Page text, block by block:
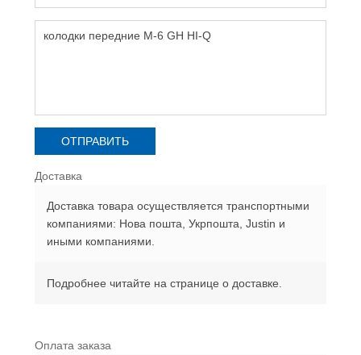
Доставка
Доставка товара осуществляется транспортными
компаниями: Нова пошта, Укрпошта, Justin и
иными компаниями.
Подробнее читайте на странице о доставке.
Оплата заказа